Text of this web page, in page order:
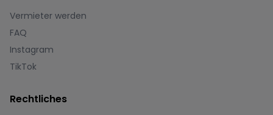
Vermieter werden
FAQ
Instagram
TikTok
Rechtliches